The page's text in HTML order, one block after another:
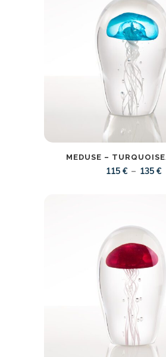
MEDUSE –
115 € – 135 €